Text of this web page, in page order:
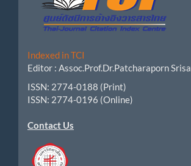
Indexed in TCI
Editor : Assoc.Prof.Dr.Patcharaporn
ISSN: 2774-0188 (Print)
ISSN: 2774-0196 (Online)
Contact Us